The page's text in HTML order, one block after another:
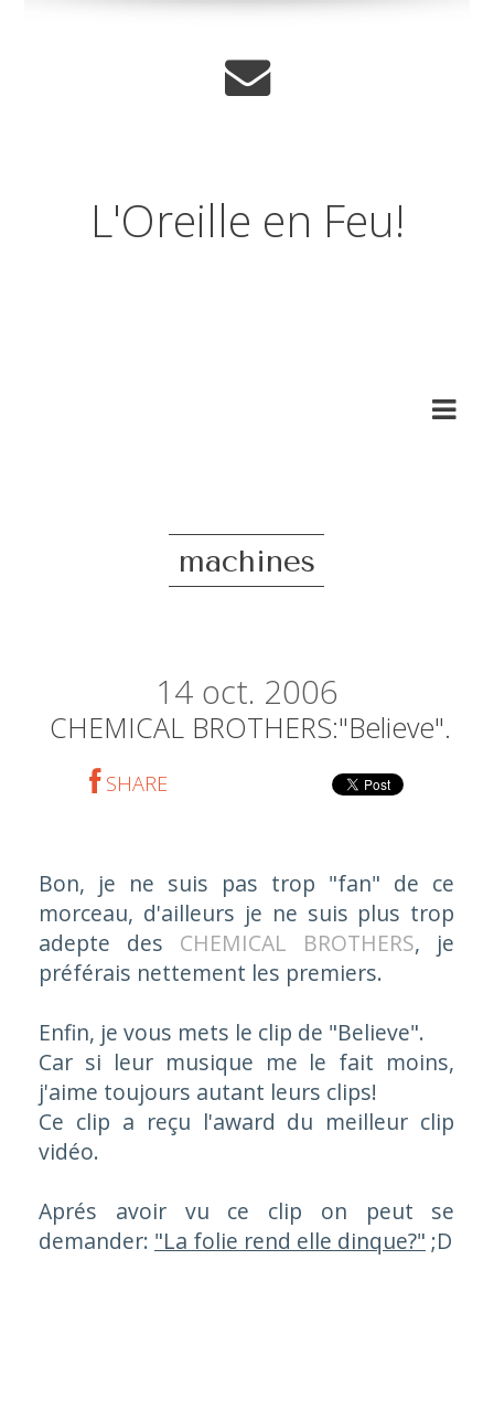
L'Oreille en Feu!
machines
14 oct. 2006
CHEMICAL BROTHERS:"believe".
SHARE
Bon, je ne suis pas trop "fan" de ce
morceau, d'ailleurs je ne suis plus trop
adepte des CHEMICAL BROTHERS, je
préférais nettement les premiers.
Enfin, je vous mets le clip de "Believe".
Car si leur musique me le fait moins,
j'aime toujours autant leurs clips!
Ce clip a reçu l'award du meilleur clip
vidéo.
Aprés avoir vu ce clip on peut se
demander: "La folie rend elle dinque?" ;D